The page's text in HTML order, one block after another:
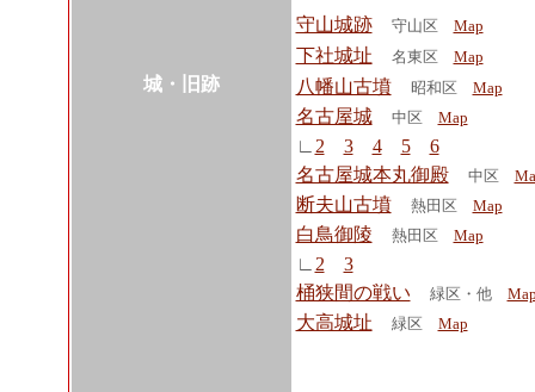
城・旧跡
守山城跡 守山区 Map
下社城址 名東区 Map
八幡山古墳 昭和区 Map
名古屋城 中区 Map
∟ 2 3 4 5
6
名古屋城本丸御殿
中区
断夫山古墳 熱田区 Map
白鳥御陵 熱田区 Map
∟ 2
3
桶狭間の戦い
緑区・他
大高城址 緑区 Map